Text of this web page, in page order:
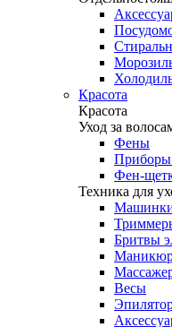
Красота
Красота
Уход за
Фены
Приборы
Фен-
Техника для
Машинки
Бритвы
Весы